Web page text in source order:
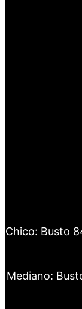
Chico: Busto
Mediano: